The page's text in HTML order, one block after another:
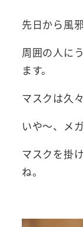
先日から風
周囲の人に
ます。
マスクは久
いや～、メ
マスクを掛
ね。